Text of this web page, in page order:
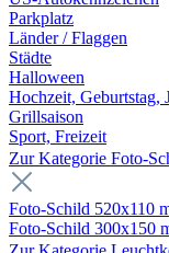
Parkplatz
Länder / Flaggen
Städte
Halloween
Hochzeit, Geburtstag,
Grillsaison
Sport, Freizeit
Zur Kategorie Foto-
Foto-Schild 520x110
Foto-Schild 300x150